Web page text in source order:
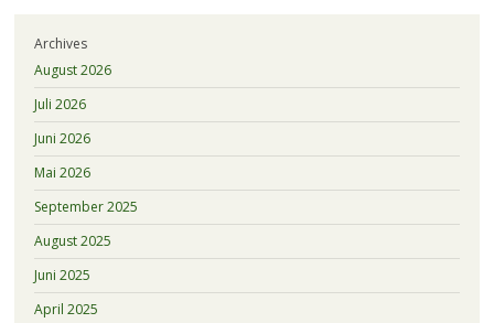
Archives
August 2026
Juli 2026
Juni 2026
Mai 2026
September 2025
August 2025
Juni 2025
April 2025